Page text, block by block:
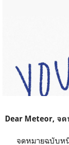
Dear Meteor, จ
จดหมายฉบับหนึ่